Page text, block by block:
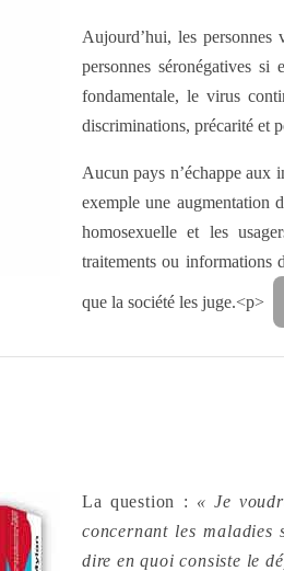
Aujourd’hui, les
personnes séronégatives
fondamentale, le virus
discriminations, précarité et
Aucun pays n’échappe aux
exemple une augmentation
homosexuelle et les
traitements ou informations
que la société les juge.<p>
La question : « Je
concernant les maladies
dire en quoi consiste le